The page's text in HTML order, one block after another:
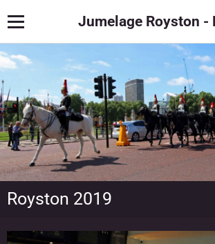
Jumelage Royston -
Royston 2019